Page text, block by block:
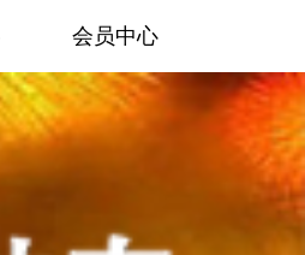
会员中心